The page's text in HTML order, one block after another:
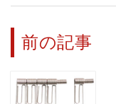
前の記事